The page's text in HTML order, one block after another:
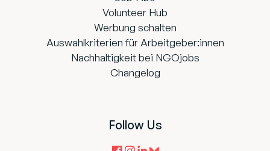
Volunteer Hub
Werbung schalten
Auswahlkriterien für Arbeitgeber:innen
Nachhaltigkeit bei NGOjobs
Changelog
Follow Us